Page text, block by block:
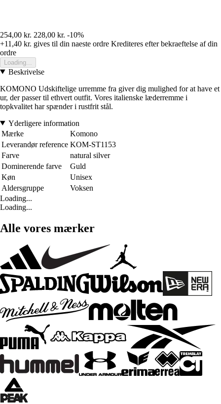
254,00 kr. 228,00 kr. -10%
+11,40 kr. gives til din naeste ordre Krediteres efter bekraeftelse af din
ordre
Loading...
Beskrivelse
KOMONO Udskiftelige urremme fra giver dig mulighed for at have et
ur, der passer til ethvert outfit. Vores italienske læderremme i
topkvalitet har spænder i rustfrit stål.
Yderligere information
Mærke
Komono
Leverandør reference KOM-ST1153
Farve
natural silver
Dominerende farve
Guld
Køn
Unisex
Aldersgruppe
Voksen
Loading...
Loading...
Alle vores mærker